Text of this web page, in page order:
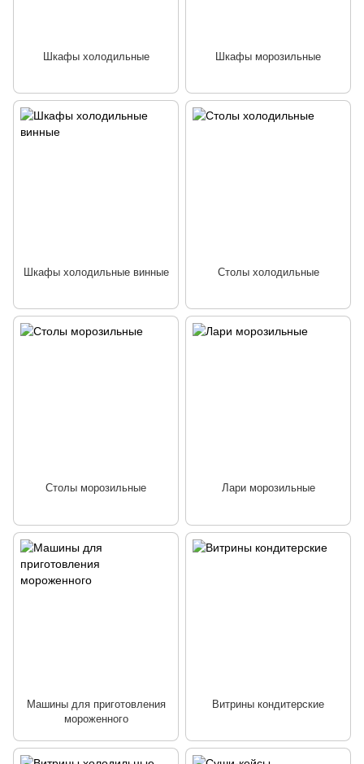
Шкафы холодильные Шкафы морозильные
Шкафы холодильные винные Столы холодильные
Столы морозильные Лари морозильные
Машины для приготовления
мороженного
Витрины кондитерские